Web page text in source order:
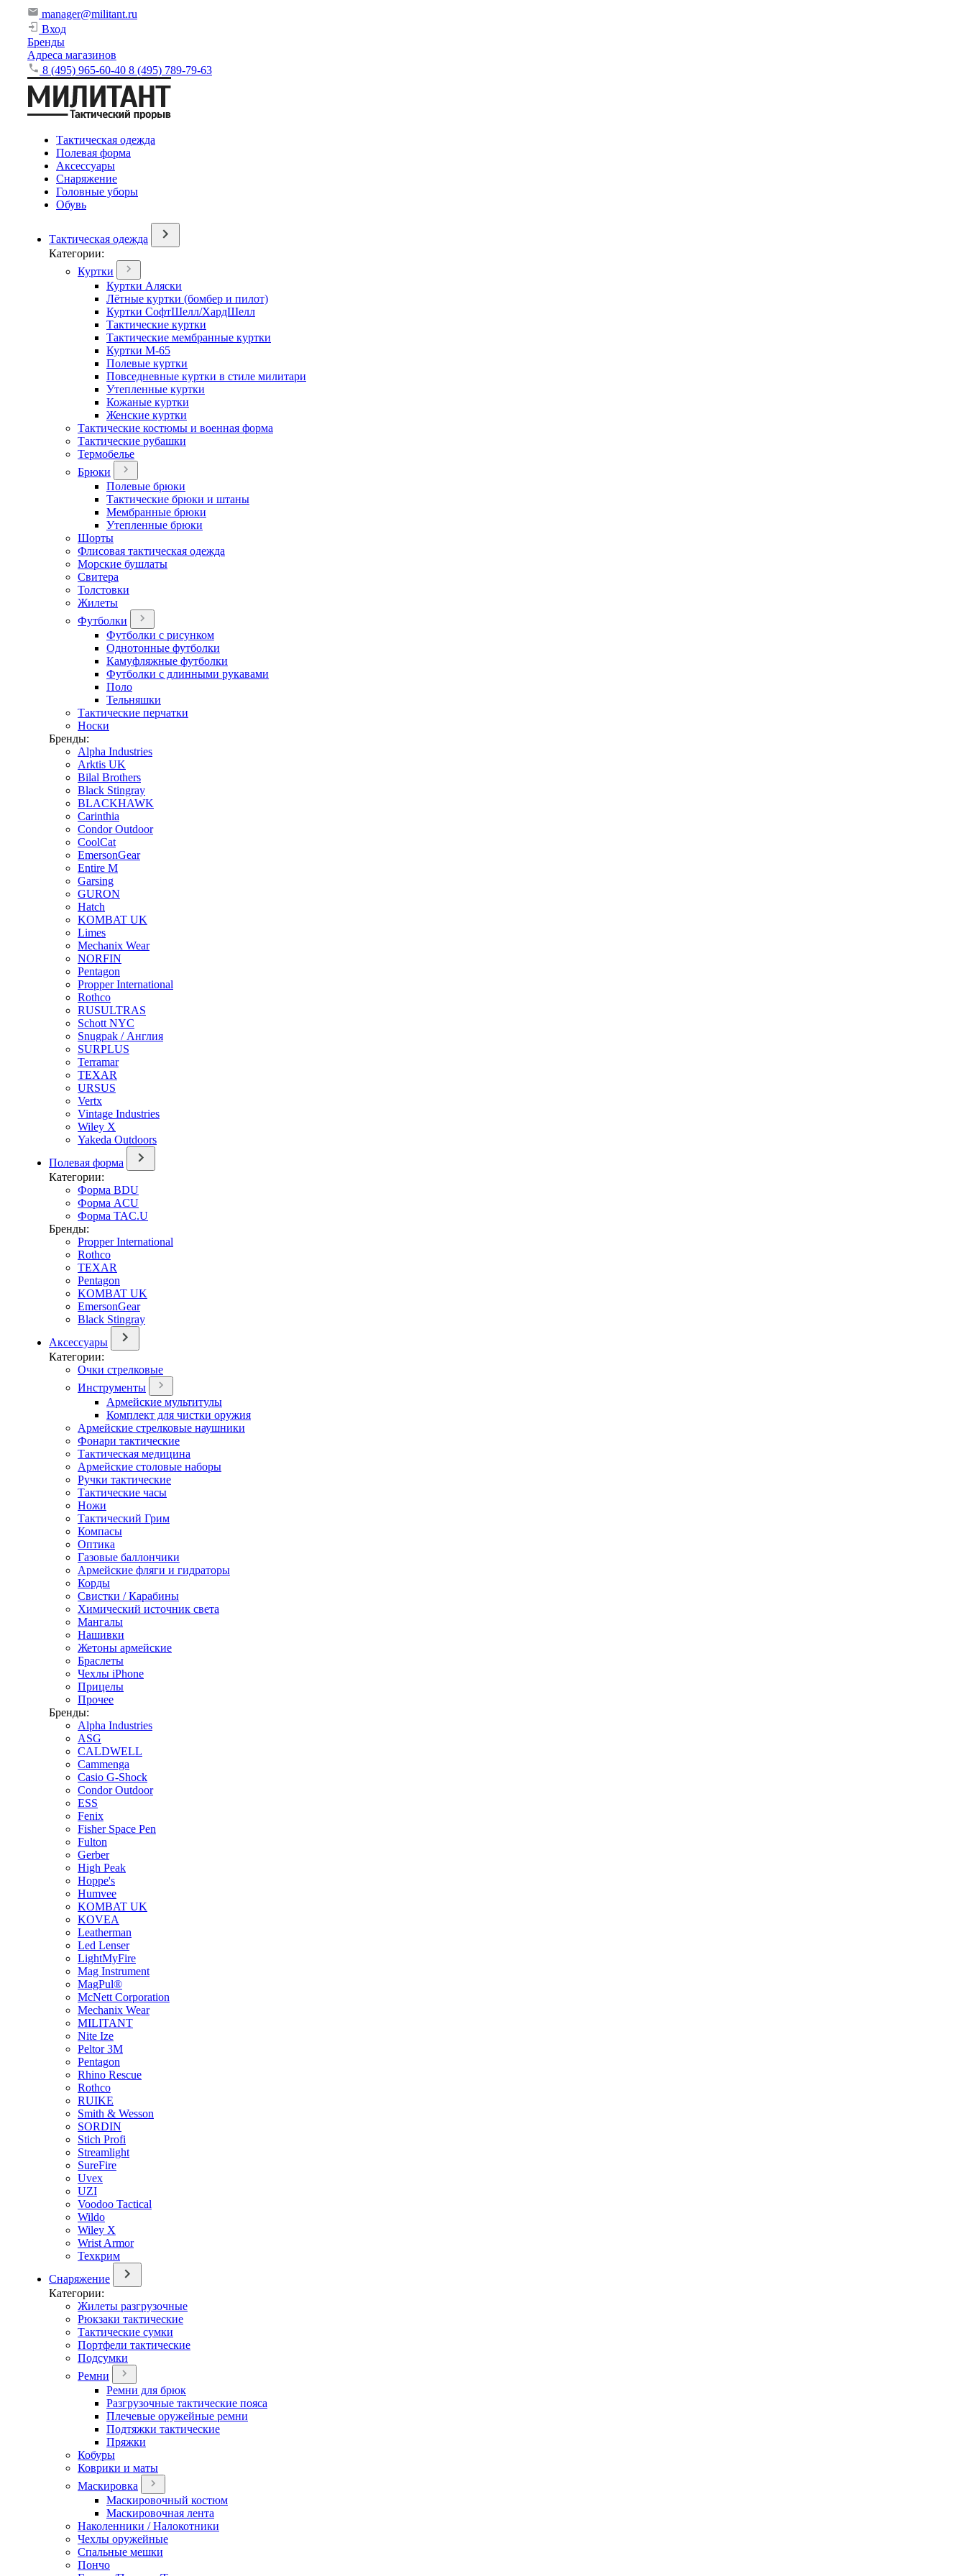
manager@militant.ru
Вход
Бренды
Адреса магазинов
8 (495) 965-60-40 8 (495) 789-79-63
Тактическая одежда
Полевая форма
Аксессуары
Снаряжение
Головные уборы
Обувь
Тактическая одежда
Категории:
Куртки
Куртки Аляски
Лётные куртки (бомбер и пилот)
Куртки СофтШелл/ХардШелл
Тактические куртки
Тактические мембранные куртки
Куртки М-65
Полевые куртки
Повседневные куртки в стиле милитари
Утепленные куртки
Кожаные куртки
Женские куртки
Тактические костюмы и военная форма
Тактические рубашки
Термобелье
Брюки
Полевые брюки
Тактические брюки и штаны
Мембранные брюки
Утепленные брюки
Шорты
Флисовая тактическая одежда
Морские бушлаты
Свитера
Толстовки
Жилеты
Футболки
Футболки с рисунком
Однотонные футболки
Камуфляжные футболки
Футболки с длинными рукавами
Поло
Тельняшки
Тактические перчатки
Носки
Бренды:
Alpha Industries
Arktis UK
Bilal Brothers
Black Stingray
BLACKHAWK
Carinthia
Condor Outdoor
CoolCat
EmersonGear
Entire M
Garsing
GURON
Hatch
KOMBAT UK
Limes
Mechanix Wear
NORFIN
Pentagon
Propper International
Rothco
RUSULTRAS
Schott NYC
Snugpak / Англия
SURPLUS
Terramar
TEXAR
URSUS
Vertx
Vintage Industries
Wiley X
Yakeda Outdoors
Полевая форма
Категории:
Форма BDU
Форма ACU
Форма TAC.U
Бренды:
Propper International
Rothco
TEXAR
Pentagon
KOMBAT UK
EmersonGear
Black Stingray
Аксессуары
Категории:
Очки стрелковые
Инструменты
Армейские мультитулы
Комплект для чистки оружия
Армейские стрелковые наушники
Фонари тактические
Тактическая медицина
Армейские столовые наборы
Ручки тактические
Тактические часы
Ножи
Тактический Грим
Компасы
Оптика
Газовые баллончики
Армейские фляги и гидраторы
Корды
Свистки / Карабины
Химический источник света
Мангалы
Нашивки
Жетоны армейские
Браслеты
Чехлы iPhone
Прицелы
Прочее
Бренды:
Alpha Industries
ASG
CALDWELL
Cammenga
Casio G-Shock
Condor Outdoor
ESS
Fenix
Fisher Space Pen
Fulton
Gerber
High Peak
Hoppe's
Humvee
KOMBAT UK
KOVEA
Leatherman
Led Lenser
LightMyFire
Mag Instrument
MagPul®
McNett Corporation
Mechanix Wear
MILITANT
Nite Ize
Peltor 3M
Pentagon
Rhino Rescue
Rothco
RUIKE
Smith & Wesson
SORDIN
Stich Profi
Streamlight
SureFire
Uvex
UZI
Voodoo Tactical
Wildo
Wiley X
Wrist Armor
Техкрим
Снаряжение
Категории:
Жилеты разгрузочные
Рюкзаки тактические
Тактические сумки
Портфели тактические
Подсумки
Ремни
Ремни для брюк
Разгрузочные тактические пояса
Плечевые оружейные ремни
Подтяжки тактические
Пряжки
Кобуры
Коврики и маты
Маскировка
Маскировочный костюм
Маскировочная лента
Наколенники / Налокотники
Чехлы оружейные
Спальные мешки
Пончо